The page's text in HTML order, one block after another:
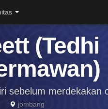
(Tedhi
sebelum merdekakan
jombang